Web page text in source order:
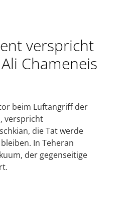
verspricht
Chameneis
beim Luftangriff der
verspricht
die Tat werde
In Teheran
der gegenseitige